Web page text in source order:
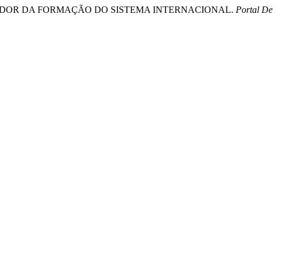
DA FORMAÇÃO DO SISTEMA INTERNACIONAL. Portal De